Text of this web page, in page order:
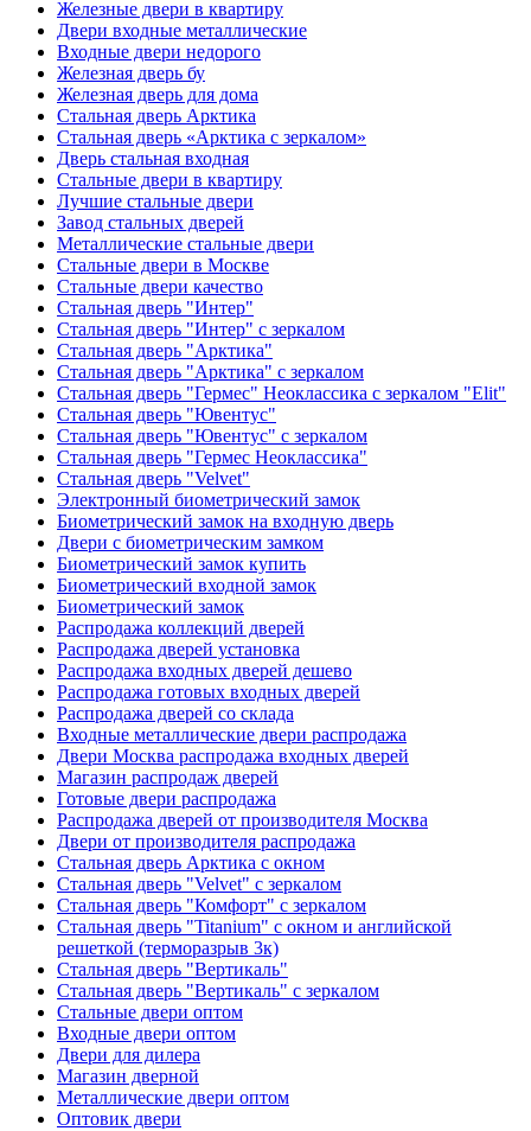
Железные двери в квартиру
Двери входные металлические
Входные двери недорого
Железная дверь бу
Железная дверь для дома
Стальная дверь Арктика
Стальная дверь «Арктика с зеркалом»
Дверь стальная входная
Стальные двери в квартиру
Лучшие стальные двери
Завод стальных дверей
Металлические стальные двери
Стальные двери в Москве
Стальные двери качество
Стальная дверь "Интер"
Стальная дверь "Интер" с зеркалом
Стальная дверь "Арктика"
Стальная дверь "Арктика" с зеркалом
Стальная дверь "Гермес" Неоклассика с зеркалом "Elit"
Стальная дверь "Ювентус"
Стальная дверь "Ювентус" с зеркалом
Стальная дверь "Гермес Неоклассика"
Стальная дверь "Velvet"
Электронный биометрический замок
Биометрический замок на входную дверь
Двери с биометрическим замком
Биометрический замок купить
Биометрический входной замок
Биометрический замок
Распродажа коллекций дверей
Распродажа дверей установка
Распродажа входных дверей дешево
Распродажа готовых входных дверей
Распродажа дверей со склада
Входные металлические двери распродажа
Двери Москва распродажа входных дверей
Магазин распродаж дверей
Готовые двери распродажа
Распродажа дверей от производителя Москва
Двери от производителя распродажа
Стальная дверь Арктика с окном
Стальная дверь "Velvet" с зеркалом
Стальная дверь "Комфорт" с зеркалом
Стальная дверь "Titanium" с окном и английской
решеткой (терморазрыв 3к)
Стальная дверь "Вертикаль"
Стальная дверь "Вертикаль" с зеркалом
Стальные двери оптом
Входные двери оптом
Двери для дилера
Магазин дверной
Металлические двери оптом
Оптовик двери